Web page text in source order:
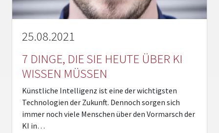
25.08.2021
7 DINGE, DIE SIE HEUTE ÜBER KI
WISSEN MÜSSEN
Künstliche Intelligenz ist eine der wichtigsten
Technologien der Zukunft. Dennoch sorgen sich
immer noch viele Menschen über den Vormarsch der
KI in…